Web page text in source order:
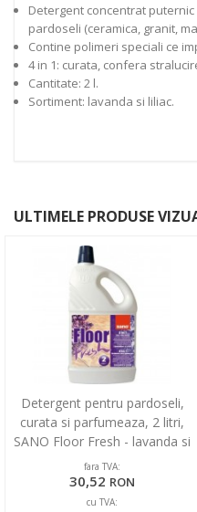
Detergent concentrat
pardoseli (ceramica, granit,
Contine polimeri speciali ce
4 in 1: curata, confera
Cantitate: 2 l.
Sortiment: lavanda si liliac.
ULTIMELE PRODUSE
Detergent pentru pardoseli,
curata si parfumeaza, 2 litri,
SANO Floor Fresh - lavanda si
liliac
fara TVA:
30,52 RON
cu TVA: